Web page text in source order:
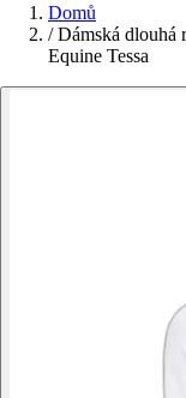
Domů
/ Dámská dlouhá
Equine Tessa